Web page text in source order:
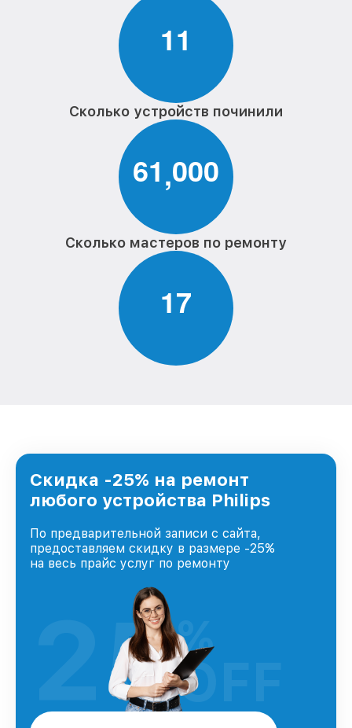
11
Сколько устройств починили
61,000
Сколько мастеров по ремонту
17
Скидка -25% на ремонт
любого устройства Philips
По предварительной записи с сайта,
предоставляем скидку в размере -25%
на весь прайс услуг по ремонту
25%
OFF